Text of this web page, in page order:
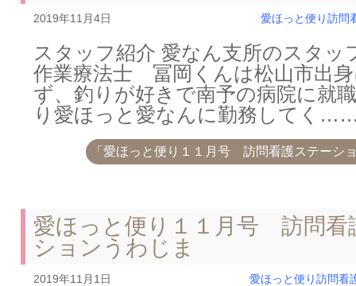
2019年11月4日 愛ほっと便り 訪問
スタッフ紹介 愛なん支所のスタッ
作業療法士 冨岡くんは松山市出
ず、釣りが好きで南予の病院に就
り愛ほっと愛なんに勤務してく
「愛ほっと便り１１月号 訪問看護ステーシ
愛ほっと便り１１月号 訪問看
ションうわじま
2019年11月1日 愛ほっと便り 訪問看